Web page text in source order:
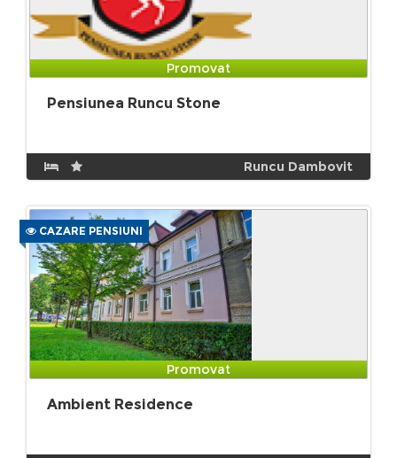
Promovat
Pensiunea Runcu Stone
Runcu Dambovit
CAZARE PENSIUNI
Promovat
Ambient Residence